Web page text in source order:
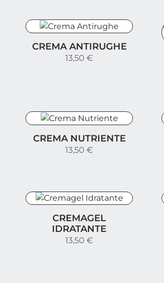
CREMA ANTIRUGHE
13,50 €
CREMA NUTRIENTE
13,50 €
CREMAGEL
IDRATANTE
13,50 €